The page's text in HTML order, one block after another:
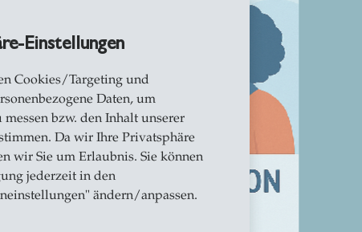
Einstellungen
Cookies/Targeting und
Daten, um
messen bzw. den Inhalt unserer
Da wir Ihre Privatsphäre
wir Sie um Erlaubnis. Sie können
jederzeit in den
ändern/anpassen.